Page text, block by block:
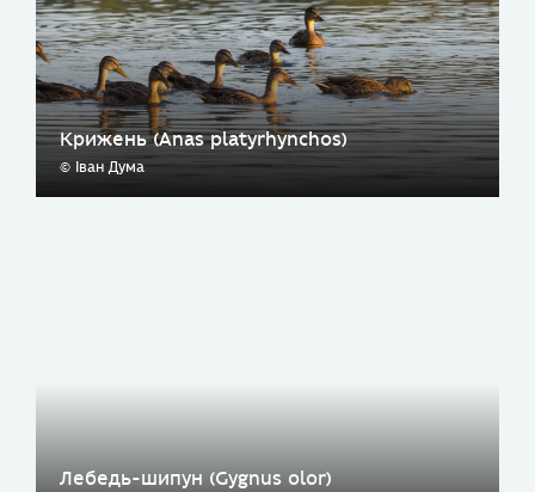
Крижень (Anas platyrhynchos)
© Іван Дума
Лебедь-шипун (Gygnus olor)